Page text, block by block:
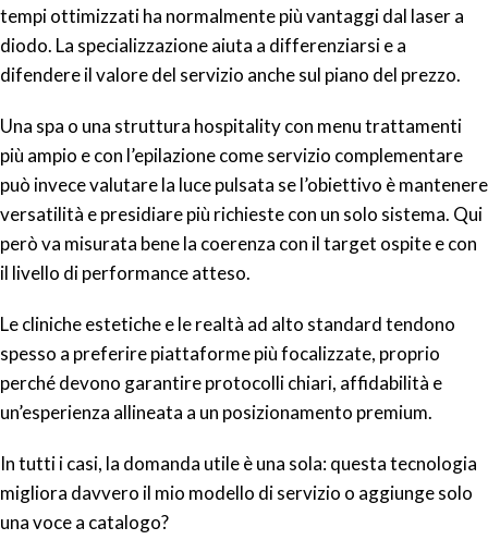
tempi ottimizzati ha normalmente più vantaggi dal laser a
diodo. La specializzazione aiuta a differenziarsi e a
difendere il valore del servizio anche sul piano del prezzo.
Una spa o una struttura hospitality con menu trattamenti
più ampio e con l’epilazione come servizio complementare
può invece valutare la luce pulsata se l’obiettivo è mantenere
versatilità e presidiare più richieste con un solo sistema. Qui
però va misurata bene la coerenza con il target ospite e con
il livello di performance atteso.
Le cliniche estetiche e le realtà ad alto standard tendono
spesso a preferire piattaforme più focalizzate, proprio
perché devono garantire protocolli chiari, affidabilità e
un’esperienza allineata a un posizionamento premium.
In tutti i casi, la domanda utile è una sola: questa tecnologia
migliora davvero il mio modello di servizio o aggiunge solo
una voce a catalogo?